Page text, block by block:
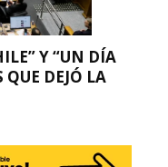
Y “UN DÍA
QUE DEJÓ LA